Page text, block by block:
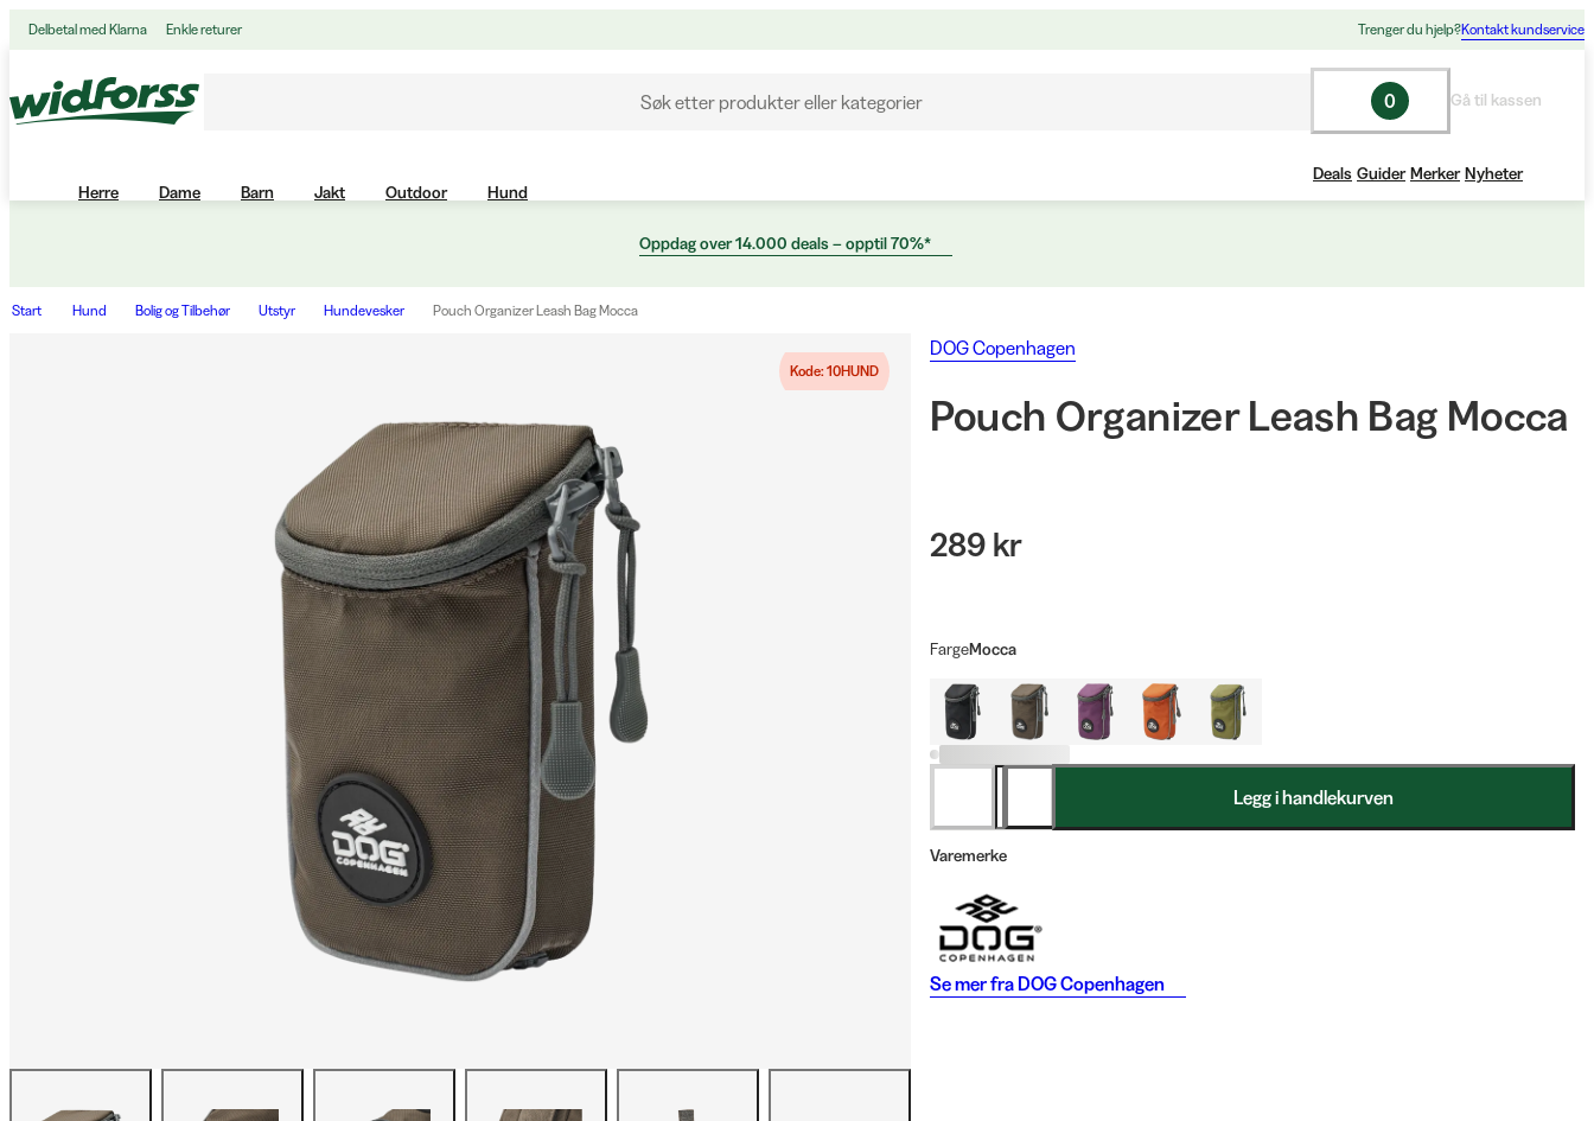
Delbetal med Klarna Enkle returer Trenger du hjelp?Kontakt kundservice
Søk etter produkter eller kategorier 0 Gå til kassen
Herre Dame Barn Jakt Outdoor Hund
Deals Guider Merker Nyheter
Oppdag over 14.000 deals – opptil 70%*
Start Hund Bolig og Tilbehør Utstyr Hundevesker Pouch Organizer Leash Bag Mocca
Kode: 10HUND
DOG Copenhagen
Pouch Organizer Leash Bag Mocca
289 kr
FargeMocca
Legg i handlekurven
Varemerke
Se mer fra DOG Copenhagen